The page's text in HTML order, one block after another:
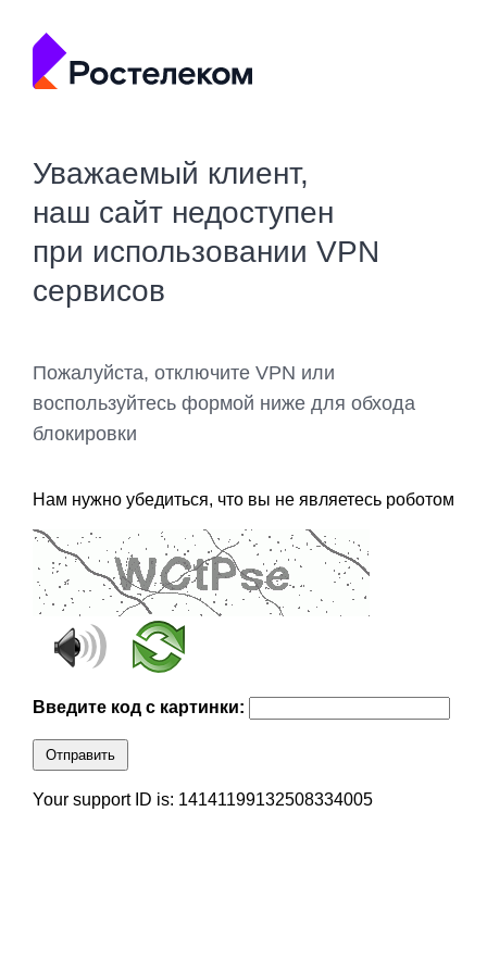
Уважаемый клиент,
наш сайт недоступен
при использовании VPN
сервисов
Пожалуйста, отключите VPN или
воспользуйтесь формой ниже для обхода
блокировки
Нам нужно убедиться, что вы не являетесь роботом
Введите код с картинки:
Отправить
Your support ID is: 14141199132508334005